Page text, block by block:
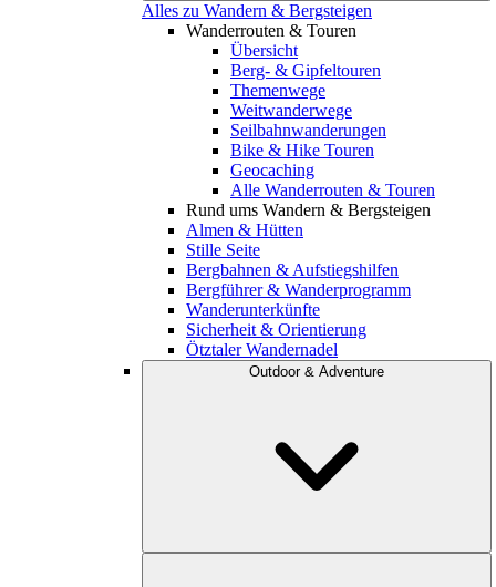
Alles zu Wandern & Bergsteigen
Wanderrouten & Touren
Übersicht
Berg- & Gipfeltouren
Themenwege
Weitwanderwege
Seilbahnwanderungen
Bike & Hike Touren
Geocaching
Alle Wanderrouten & Touren
Rund ums Wandern & Bergsteigen
Almen & Hütten
Stille Seite
Bergbahnen & Aufstiegshilfen
Bergführer & Wanderprogramm
Wanderunterkünfte
Sicherheit & Orientierung
Ötztaler Wandernadel
Outdoor & Adventure